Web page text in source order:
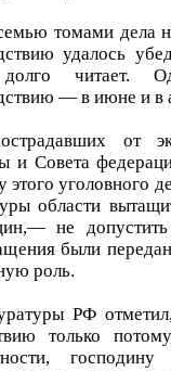
томами дела
удалось
долго читает.
— в июне и в
от
и Совета
этого уголовного
области
не
были
роль.
РФ
только
господину